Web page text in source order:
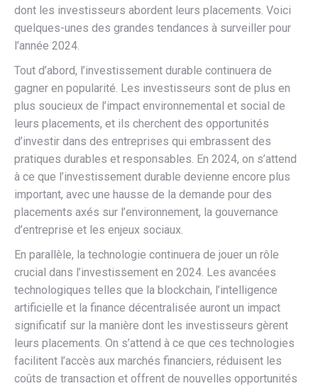
dont les investisseurs abordent leurs placements. Voici
quelques-unes des grandes tendances à surveiller pour
l’année 2024.
Tout d’abord, l’investissement durable continuera de
gagner en popularité. Les investisseurs sont de plus en
plus soucieux de l’impact environnemental et social de
leurs placements, et ils cherchent des opportunités
d’investir dans des entreprises qui embrassent des
pratiques durables et responsables. En 2024, on s’attend
à ce que l’investissement durable devienne encore plus
important, avec une hausse de la demande pour des
placements axés sur l’environnement, la gouvernance
d’entreprise et les enjeux sociaux.
En parallèle, la technologie continuera de jouer un rôle
crucial dans l’investissement en 2024. Les avancées
technologiques telles que la blockchain, l’intelligence
artificielle et la finance décentralisée auront un impact
significatif sur la manière dont les investisseurs gèrent
leurs placements. On s’attend à ce que ces technologies
facilitent l’accès aux marchés financiers, réduisent les
coûts de transaction et offrent de nouvelles opportunités